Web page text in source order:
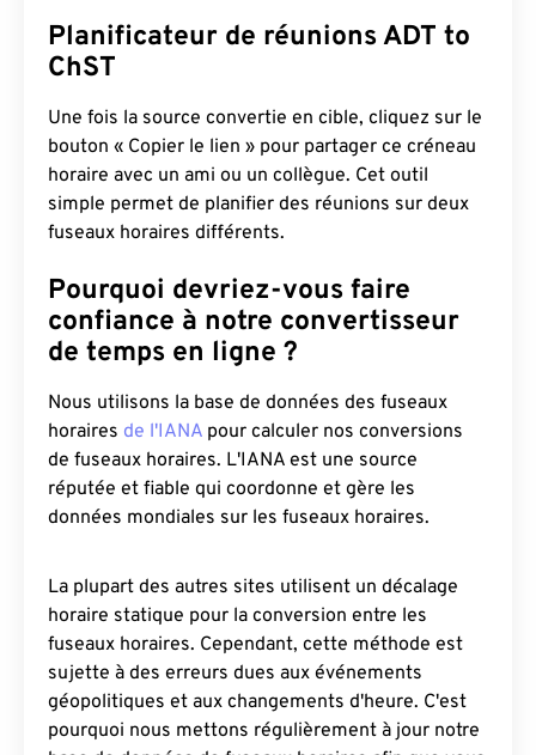
Planificateur de réunions ADT to
ChST
Une fois la source convertie en cible, cliquez sur le
bouton « Copier le lien » pour partager ce créneau
horaire avec un ami ou un collègue. Cet outil
simple permet de planifier des réunions sur deux
fuseaux horaires différents.
Pourquoi devriez-vous faire
confiance à notre convertisseur
de temps en ligne ?
Nous utilisons la base de données des fuseaux
horaires de l'IANA pour calculer nos conversions
de fuseaux horaires. L'IANA est une source
réputée et fiable qui coordonne et gère les
données mondiales sur les fuseaux horaires.
La plupart des autres sites utilisent un décalage
horaire statique pour la conversion entre les
fuseaux horaires. Cependant, cette méthode est
sujette à des erreurs dues aux événements
géopolitiques et aux changements d'heure. C'est
pourquoi nous mettons régulièrement à jour notre